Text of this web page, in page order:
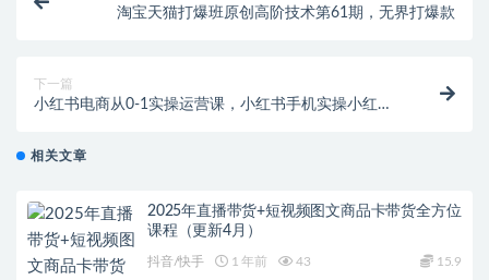
淘宝天猫打爆班原创高阶技术第61期，无界打爆款
下一篇
小红书电商从0-1实操运营课，小红书手机实操小红
相关文章
2025年直播带货+短视频图文商品卡带货全方位
课程（更新4月）
抖音/快手 1 年前 43 15.9